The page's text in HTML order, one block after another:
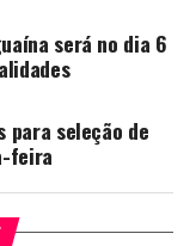
será no dia 6
para seleção de
feira